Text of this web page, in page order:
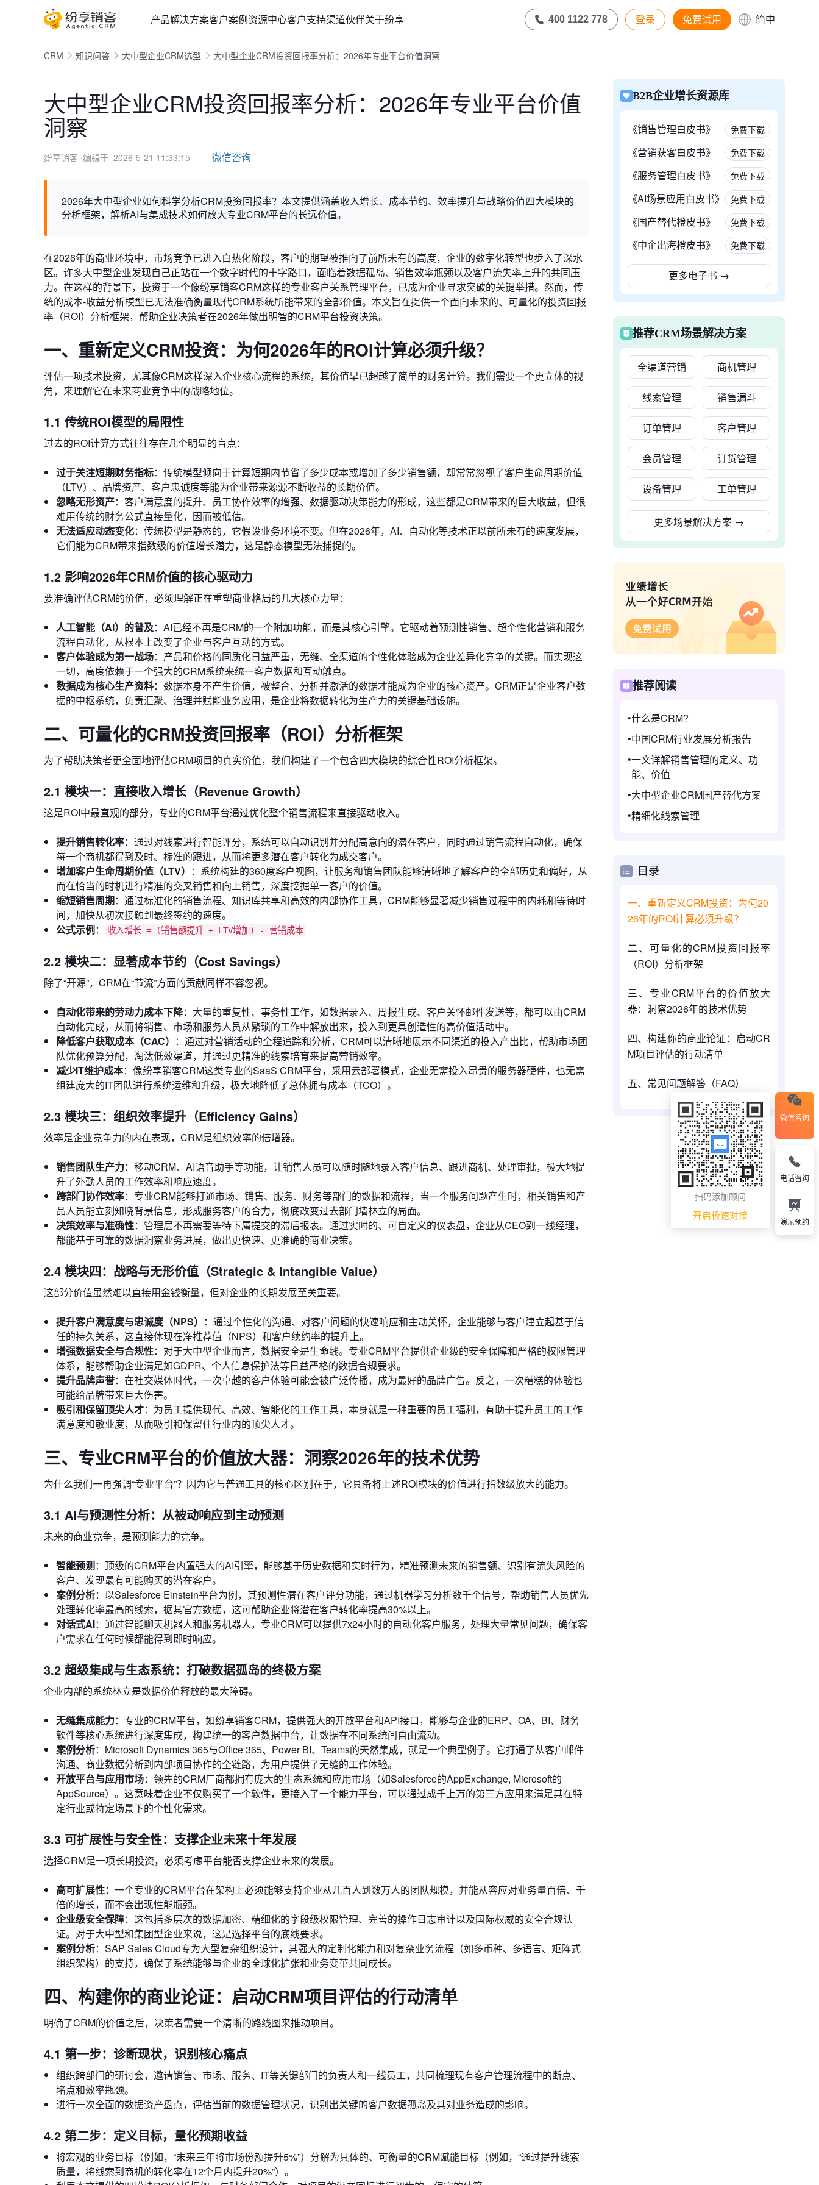
产品解决方案客户案例资源中心客户支持渠道伙伴关于纷享 400 1122 778 登录 免费试用 简中
CRM 知识问答 大中型企业CRM选型 大中型企业CRM投资回报率分析：2026年专业平台价值洞察
大中型企业CRM投资回报率分析：2026年专业平台价值
洞察
纷享销客 ⋅编辑于 2026-5-21 11:33:15 微信咨询
2026年大中型企业如何科学分析CRM投资回报率？本文提供涵盖收入增长、成本节约、效率提升与战略价值四大模块的
分析框架，解析AI与集成技术如何放大专业CRM平台的长远价值。
在2026年的商业环境中，市场竞争已进入白热化阶段，客户的期望被推向了前所未有的高度，企业的数字化转型也步入了深水
区。许多大中型企业发现自己正站在一个数字时代的十字路口，面临着数据孤岛、销售效率瓶颈以及客户流失率上升的共同压
力。在这样的背景下，投资于一个像纷享销客CRM这样的专业客户关系管理平台，已成为企业寻求突破的关键举措。然而，传
统的成本-收益分析模型已无法准确衡量现代CRM系统所能带来的全部价值。本文旨在提供一个面向未来的、可量化的投资回报
率（ROI）分析框架，帮助企业决策者在2026年做出明智的CRM平台投资决策。
一、重新定义CRM投资：为何2026年的ROI计算必须升级？
评估一项技术投资，尤其像CRM这样深入企业核心流程的系统，其价值早已超越了简单的财务计算。我们需要一个更立体的视
角，来理解它在未来商业竞争中的战略地位。
1.1 传统ROI模型的局限性
过去的ROI计算方式往往存在几个明显的盲点：
过于关注短期财务指标：传统模型倾向于计算短期内节省了多少成本或增加了多少销售额，却常常忽视了客户生命周期价值
（LTV）、品牌资产、客户忠诚度等能为企业带来源源不断收益的长期价值。
忽略无形资产：客户满意度的提升、员工协作效率的增强、数据驱动决策能力的形成，这些都是CRM带来的巨大收益，但很
难用传统的财务公式直接量化，因而被低估。
无法适应动态变化：传统模型是静态的，它假设业务环境不变。但在2026年，AI、自动化等技术正以前所未有的速度发展，
它们能为CRM带来指数级的价值增长潜力，这是静态模型无法捕捉的。
1.2 影响2026年CRM价值的核心驱动力
要准确评估CRM的价值，必须理解正在重塑商业格局的几大核心力量：
人工智能（AI）的普及：AI已经不再是CRM的一个附加功能，而是其核心引擎。它驱动着预测性销售、超个性化营销和服务
流程自动化，从根本上改变了企业与客户互动的方式。
客户体验成为第一战场：产品和价格的同质化日益严重，无缝、全渠道的个性化体验成为企业差异化竞争的关键。而实现这
一切，高度依赖于一个强大的CRM系统来统一客户数据和互动触点。
数据成为核心生产资料：数据本身不产生价值，被整合、分析并激活的数据才能成为企业的核心资产。CRM正是企业客户数
据的中枢系统，负责汇聚、治理并赋能业务应用，是企业将数据转化为生产力的关键基础设施。
二、可量化的CRM投资回报率（ROI）分析框架
为了帮助决策者更全面地评估CRM项目的真实价值，我们构建了一个包含四大模块的综合性ROI分析框架。
2.1 模块一：直接收入增长（Revenue Growth）
这是ROI中最直观的部分，专业的CRM平台通过优化整个销售流程来直接驱动收入。
提升销售转化率：通过对线索进行智能评分，系统可以自动识别并分配高意向的潜在客户，同时通过销售流程自动化，确保
每一个商机都得到及时、标准的跟进，从而将更多潜在客户转化为成交客户。
增加客户生命周期价值（LTV） ：系统构建的360度客户视图，让服务和销售团队能够清晰地了解客户的全部历史和偏好，从
而在恰当的时机进行精准的交叉销售和向上销售，深度挖掘单一客户的价值。
缩短销售周期：通过标准化的销售流程、知识库共享和高效的内部协作工具，CRM能够显著减少销售过程中的内耗和等待时
间，加快从初次接触到最终签约的速度。
公式示例： 收入增长 = (销售额提升 + LTV增加) - 营销成本
2.2 模块二：显著成本节约（Cost Savings）
除了“开源”，CRM在“节流”方面的贡献同样不容忽视。
自动化带来的劳动力成本下降：大量的重复性、事务性工作，如数据录入、周报生成、客户关怀邮件发送等，都可以由CRM
自动化完成，从而将销售、市场和服务人员从繁琐的工作中解放出来，投入到更具创造性的高价值活动中。
降低客户获取成本（CAC） ：通过对营销活动的全程追踪和分析，CRM可以清晰地展示不同渠道的投入产出比，帮助市场团
队优化预算分配，淘汰低效渠道，并通过更精准的线索培育来提高营销效率。
减少IT维护成本：像纷享销客CRM这类专业的SaaS CRM平台，采用云部署模式，企业无需投入昂贵的服务器硬件，也无需
组建庞大的IT团队进行系统运维和升级，极大地降低了总体拥有成本（TCO）。
2.3 模块三：组织效率提升（Efficiency Gains）
效率是企业竞争力的内在表现，CRM是组织效率的倍增器。
销售团队生产力：移动CRM、AI语音助手等功能，让销售人员可以随时随地录入客户信息、跟进商机、处理审批，极大地提
升了外勤人员的工作效率和响应速度。
跨部门协作效率：专业CRM能够打通市场、销售、服务、财务等部门的数据和流程，当一个服务问题产生时，相关销售和产
品人员能立刻知晓背景信息，形成服务客户的合力，彻底改变过去部门墙林立的局面。
决策效率与准确性：管理层不再需要等待下属提交的滞后报表。通过实时的、可自定义的仪表盘，企业从CEO到一线经理，
都能基于可靠的数据洞察业务进展，做出更快速、更准确的商业决策。
2.4 模块四：战略与无形价值（Strategic & Intangible Value）
这部分价值虽然难以直接用金钱衡量，但对企业的长期发展至关重要。
提升客户满意度与忠诚度（NPS） ：通过个性化的沟通、对客户问题的快速响应和主动关怀，企业能够与客户建立起基于信
任的持久关系，这直接体现在净推荐值（NPS）和客户续约率的提升上。
增强数据安全与合规性：对于大中型企业而言，数据安全是生命线。专业CRM平台提供企业级的安全保障和严格的权限管理
体系，能够帮助企业满足如GDPR、个人信息保护法等日益严格的数据合规要求。
提升品牌声誉：在社交媒体时代，一次卓越的客户体验可能会被广泛传播，成为最好的品牌广告。反之，一次糟糕的体验也
可能给品牌带来巨大伤害。
吸引和保留顶尖人才：为员工提供现代、高效、智能化的工作工具，本身就是一种重要的员工福利，有助于提升员工的工作
满意度和敬业度，从而吸引和保留住行业内的顶尖人才。
三、专业CRM平台的价值放大器：洞察2026年的技术优势
为什么我们一再强调“专业平台”？因为它与普通工具的核心区别在于，它具备将上述ROI模块的价值进行指数级放大的能力。
3.1 AI与预测性分析：从被动响应到主动预测
未来的商业竞争，是预测能力的竞争。
智能预测：顶级的CRM平台内置强大的AI引擎，能够基于历史数据和实时行为，精准预测未来的销售额、识别有流失风险的
客户、发现最有可能购买的潜在客户。
案例分析：以Salesforce Einstein平台为例，其预测性潜在客户评分功能，通过机器学习分析数千个信号，帮助销售人员优先
处理转化率最高的线索，据其官方数据，这可帮助企业将潜在客户转化率提高30%以上。
对话式AI：通过智能聊天机器人和服务机器人，专业CRM可以提供7x24小时的自动化客户服务，处理大量常见问题，确保客
户需求在任何时候都能得到即时响应。
3.2 超级集成与生态系统：打破数据孤岛的终极方案
企业内部的系统林立是数据价值释放的最大障碍。
无缝集成能力：专业的CRM平台，如纷享销客CRM，提供强大的开放平台和API接口，能够与企业的ERP、OA、BI、财务
软件等核心系统进行深度集成，构建统一的客户数据中台，让数据在不同系统间自由流动。
案例分析：Microsoft Dynamics 365与Office 365、Power BI、Teams的天然集成，就是一个典型例子。它打通了从客户邮件
沟通、商业数据分析到内部项目协作的全链路，为用户提供了无缝的工作体验。
开放平台与应用市场：领先的CRM厂商都拥有庞大的生态系统和应用市场（如Salesforce的AppExchange, Microsoft的
AppSource）。这意味着企业不仅购买了一个软件，更接入了一个能力平台，可以通过成千上万的第三方应用来满足其在特
定行业或特定场景下的个性化需求。
3.3 可扩展性与安全性：支撑企业未来十年发展
选择CRM是一项长期投资，必须考虑平台能否支撑企业未来的发展。
高可扩展性：一个专业的CRM平台在架构上必须能够支持企业从几百人到数万人的团队规模，并能从容应对业务量百倍、千
倍的增长，而不会出现性能瓶颈。
企业级安全保障：这包括多层次的数据加密、精细化的字段级权限管理、完善的操作日志审计以及国际权威的安全合规认
证。对于大中型和集团型企业来说，这是选择平台的底线要求。
案例分析：SAP Sales Cloud专为大型复杂组织设计，其强大的定制化能力和对复杂业务流程（如多币种、多语言、矩阵式
组织架构）的支持，确保了系统能够与企业的全球化扩张和业务变革共同成长。
四、构建你的商业论证：启动CRM项目评估的行动清单
明确了CRM的价值之后，决策者需要一个清晰的路线图来推动项目。
4.1 第一步：诊断现状，识别核心痛点
组织跨部门的研讨会，邀请销售、市场、服务、IT等关键部门的负责人和一线员工，共同梳理现有客户管理流程中的断点、
堵点和效率瓶颈。
进行一次全面的数据资产盘点，评估当前的数据管理状况，识别出关键的客户数据孤岛及其对业务造成的影响。
4.2 第二步：定义目标，量化预期收益
将宏观的业务目标（例如，“未来三年将市场份额提升5%”）分解为具体的、可衡量的CRM赋能目标（例如，“通过提升线索
质量，将线索到商机的转化率在12个月内提升20%”）。
B2B企业增长资源库
《销售管理白皮书》 免费下载
《营销获客白皮书》 免费下载
《服务管理白皮书》 免费下载
《AI场景应用白皮书》 免费下载
《国产替代橙皮书》 免费下载
《中企出海橙皮书》 免费下载
更多电子书 →
推荐CRM场景解决方案
全渠道营销 商机管理
线索管理 销售漏斗
订单管理 客户管理
会员管理 订货管理
设备管理 工单管理
更多场景解决方案 →
推荐阅读
什么是CRM?
中国CRM行业发展分析报告
一文详解销售管理的定义、功
能、价值
大中型企业CRM国产替代方案
精细化线索管理
目录
一、重新定义CRM投资：为何20
26年的ROI计算必须升级？
二、可量化的CRM投资回报率
（ROI）分析框架
三、专业CRM平台的价值放大
器：洞察2026年的技术优势
四、构建你的商业论证：启动CR
M项目评估的行动清单
五、常见问题解答（FAQ）
微信咨询
扫码添加顾问
开启极速对接
电话咨询
演示预约